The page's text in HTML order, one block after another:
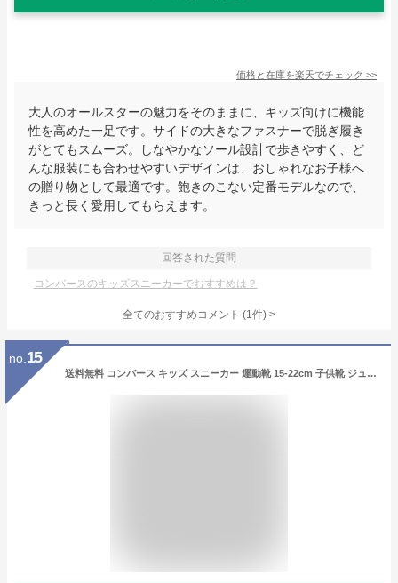
価格と在庫を楽天でチェック >>
大人のオールスターの魅力をそのままに、キッズ向けに機能
性を高めた一足です。サイドの大きなファスナーで脱ぎ履き
がとてもスムーズ。しなやかなソール設計で歩きやすく、ど
んな服装にも合わせやすいデザインは、おしゃれなお子様へ
の贈り物として最適です。飽きのこない定番モデルなので、
きっと長く愛用してもらえます。
回答された質問
コンバースのキッズスニーカーでおすすめは？
全てのおすすめコメント (1件) >
no. 15
送料無料 コンバース キッズ スニーカー 運動靴 15-22cm 子供靴 ジュニアスニーカー 運動靴 キッズスニーカー 運動靴/converse チャイルド オールスター N Z OX/ローカット ジュニア シューズ 子ども こども 定番 ホワイト レッド ブラック CHILD ALL シンプル くつ/3271205